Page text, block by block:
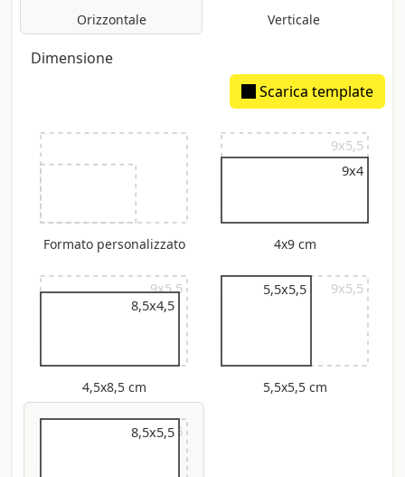
Orizzontale Verticale
Dimensione
Scarica template
Formato personalizzato
9x5,5
9x4
4x9 cm
9x5,5
8,5x4,5
4,5x8,5 cm
9x5,5
5,5x5,5
5,5x5,5 cm
9x5,5
8,5x5,5